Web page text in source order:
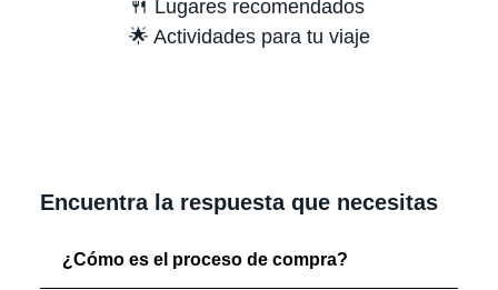
🍴 Lugares recomendados
🌟 Actividades para tu viaje
Encuentra la respuesta que necesitas
¿Cómo es el proceso de compra?